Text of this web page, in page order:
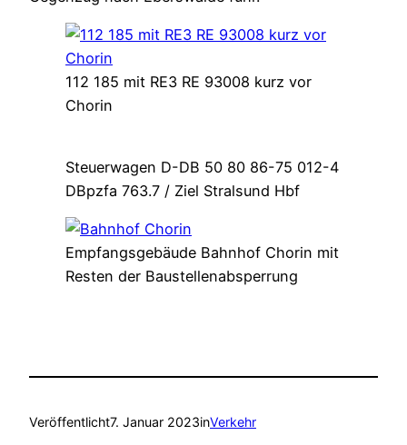
112 185 mit RE3 RE 93008 kurz vor
Chorin
Steuerwagen D-DB 50 80 86-75 012-4
DBpzfa 763.7 / Ziel Stralsund Hbf
Empfangsgebäude Bahnhof Chorin mit
Resten der Baustellenabsperrung
Veröffentlicht7. Januar 2023inVerkehr